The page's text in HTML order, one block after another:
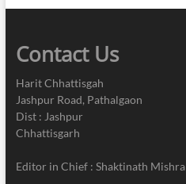
Contact Us
Harit Chhattisgah
Jashpur Road, Pathalgaon
Dist : Jashpur
Chhattisgarh
Editor in Chief : Shaktinath Mishra